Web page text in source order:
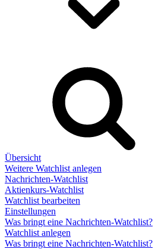
Übersicht
Weitere Watchlist anlegen
Nachrichten-Watchlist
Aktienkurs-Watchlist
Watchlist bearbeiten
Einstellungen
Was bringt eine Nachrichten-Watchlist?
Watchlist anlegen
Was bringt eine Nachrichten-Watchlist?